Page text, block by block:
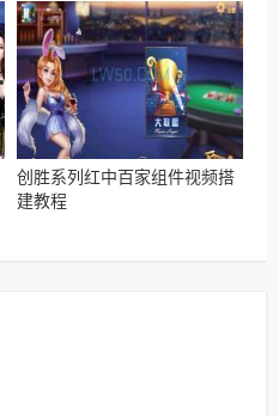
创胜系列红中百家组件视频搭
建教程